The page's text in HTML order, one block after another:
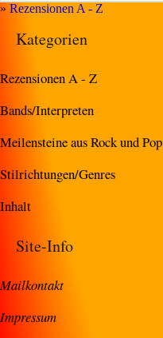
» Rezensionen A - Z
Kategorien
Rezensionen A - Z
Bands/Interpreten
Meilensteine aus Rock und Pop
Stilrichtungen/Genres
Inhalt
Site-Info
Mailkontakt
Impressum